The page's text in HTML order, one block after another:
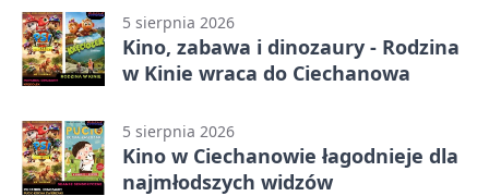
5 sierpnia 2026
Kino, zabawa i dinozaury - Rodzina
w Kinie wraca do Ciechanowa
5 sierpnia 2026
Kino w Ciechanowie łagodnieje dla
najmłodszych widzów